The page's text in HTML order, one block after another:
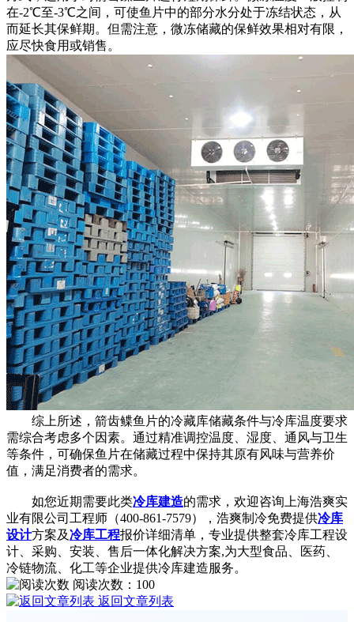
在-2℃至-3℃之间，可使鱼片中的部分水分处于冻结状态，从
而延长其保鲜期。但需注意，微冻储藏的保鲜效果相对有限，
应尽快食用或销售。
综上所述，箭齿鲽鱼片的冷藏库储藏条件与冷库温度要求
需综合考虑多个因素。通过精准调控温度、湿度、通风与卫生
等条件，可确保鱼片在储藏过程中保持其原有风味与营养价
值，满足消费者的需求。
如您近期需要此类冷库建造的需求，欢迎咨询上海浩爽实
业有限公司工程师（400-861-7579），浩爽制冷免费提供冷库
设计方案及冷库工程报价详细清单，专业提供整套冷库工程设
计、采购、安装、售后一体化解决方案,为大型食品、医药、
冷链物流、化工等企业提供冷库建造服务。
阅读次数： 100
返回文章列表